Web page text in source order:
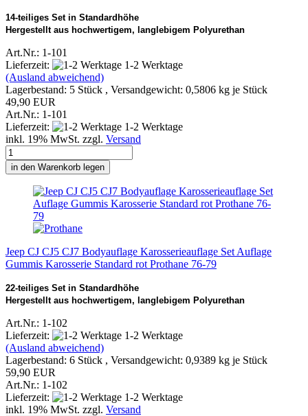
14-teiliges Set in Standardhöhe
Hergestellt aus hochwertigem, langlebigem Polyurethan
Art.Nr.: 1-101
Lieferzeit:
1-2 Werktage
(Ausland abweichend)
Lagerbestand: 5 Stück , Versandgewicht: 0,5806 kg je Stück
49,90 EUR
Art.Nr.: 1-101
Lieferzeit:
1-2 Werktage
inkl. 19% MwSt. zzgl. Versand
in den Warenkorb legen
Jeep CJ CJ5 CJ7 Bodyauflage Karosserieauflage Set Auflage
Gummis Karosserie Standard rot Prothane 76-79
22-teiliges Set in Standardhöhe
Hergestellt aus hochwertigem, langlebigem Polyurethan
Art.Nr.: 1-102
Lieferzeit:
1-2 Werktage
(Ausland abweichend)
Lagerbestand: 6 Stück , Versandgewicht: 0,9389 kg je Stück
59,90 EUR
Art.Nr.: 1-102
Lieferzeit:
1-2 Werktage
inkl. 19% MwSt. zzgl. Versand